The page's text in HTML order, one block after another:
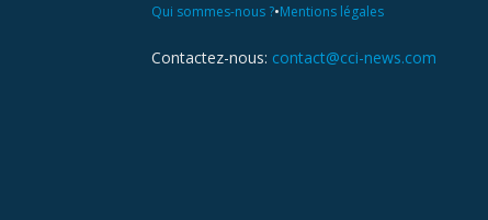
Qui sommes-nous ?•Mentions légales
Contactez-nous: contact@cci-news.com